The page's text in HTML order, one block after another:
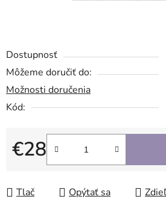
Dostupnosť
Môžeme doručiť do:
Možnosti doručenia
Kód:
€28
Jednotková cena:
Tlač Opýtať sa